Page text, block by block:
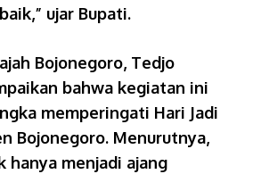
ujar Bupati.
Bojonegoro, Tedjo
bahwa kegiatan ini
memperingati Hari Jadi
Bojonegoro. Menurutnya,
hanya menjadi ajang